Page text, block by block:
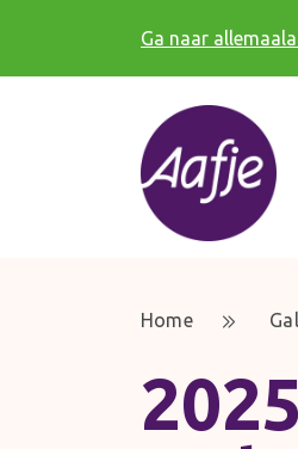
Ga naar
Home